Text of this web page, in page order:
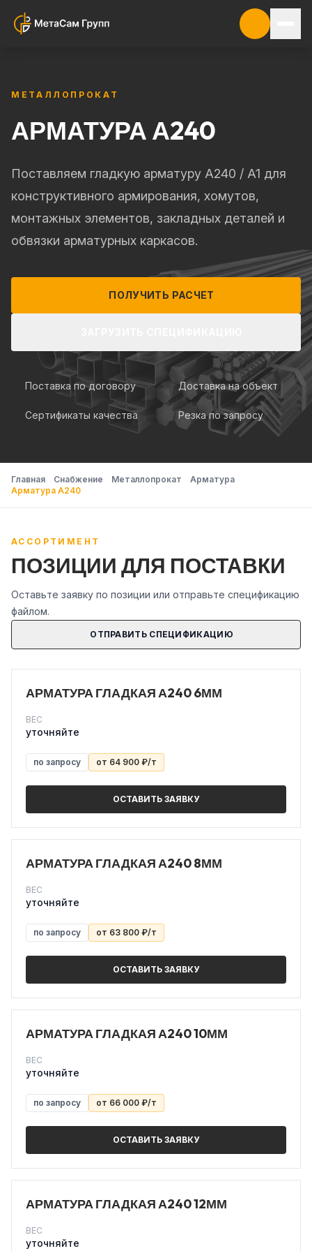
МЕТАЛЛОПРОКАТ
АРМАТУРА А240
Поставляем гладкую арматуру А240 / А1 для
конструктивного армирования, хомутов,
монтажных элементов, закладных деталей и
обвязки арматурных каркасов.
ПОЛУЧИТЬ РАСЧЕТ
Поставка по договору Доставка на объект
Сертификаты качества Резка по запросу
Главная Снабжение Металлопрокат
Арматура
Арматура А240
АССОРТИМЕНТ
ПОЗИЦИИ ДЛЯ ПОСТАВКИ
Оставьте заявку по позиции или отправьте спецификацию
файлом.
ОТПРАВИТЬ СПЕЦИФИКАЦИЮ
АРМАТУРА ГЛАДКАЯ А240 6ММ
ВЕС
уточняйте
по запросу от 64 900 ₽/т
ОСТАВИТЬ ЗАЯВКУ
АРМАТУРА ГЛАДКАЯ А240 8ММ
ВЕС
уточняйте
по запросу от 63 800 ₽/т
ОСТАВИТЬ ЗАЯВКУ
АРМАТУРА ГЛАДКАЯ А240 10ММ
ВЕС
уточняйте
по запросу от 66 000 ₽/т
ОСТАВИТЬ ЗАЯВКУ
АРМАТУРА ГЛАДКАЯ А240 12ММ
ВЕС
уточняйте